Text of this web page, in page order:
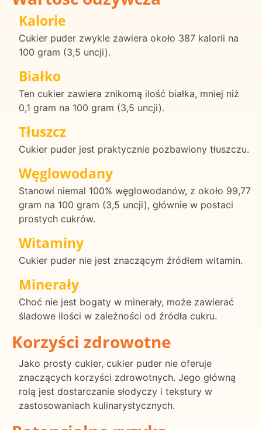
Kalorie
Cukier puder zwykle zawiera około 387 kalorii na
100 gram (3,5 uncji).
Białko
Ten cukier zawiera znikomą ilość białka, mniej niż
0,1 gram na 100 gram (3,5 uncji).
Tłuszcz
Cukier puder jest praktycznie pozbawiony tłuszczu.
Węglowodany
Stanowi niemal 100% węglowodanów, z około 99,77
gram na 100 gram (3,5 uncji), głównie w postaci
prostych cukrów.
Witaminy
Cukier puder nie jest znaczącym źródłem witamin.
Minerały
Choć nie jest bogaty w minerały, może zawierać
śladowe ilości w zależności od źródła cukru.
Korzyści zdrowotne
Jako prosty cukier, cukier puder nie oferuje
znaczących korzyści zdrowotnych. Jego główną
rolą jest dostarczanie słodyczy i tekstury w
zastosowaniach kulinarystycznych.